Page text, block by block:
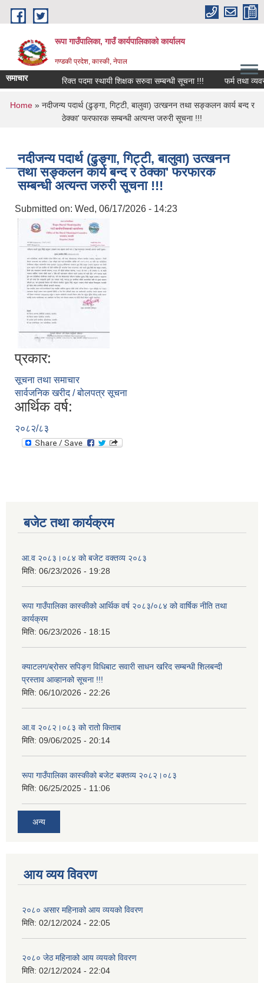
Skip to main content
रूपा गाउँपालिका, गाउँ कार्यपालिकाको कार्यालय
गण्डकी प्रदेश, कास्की, नेपाल
समाचार रिक्त पदमा स्थायी शिक्षक सरुवा सम्बन्धी सूचना !!! फर्म तथा व्यवसाय
You are here
Home» नदीजन्य पदार्थ (ढुङ्गा, गिट्टी, बालुवा) उत्खनन तथा सङ्कलन कार्य बन्द र
ठेक्का' फरफारक सम्बन्धी अत्यन्त जरुरी सूचना !!!
नदीजन्य पदार्थ (ढुङ्गा, गिट्टी, बालुवा) उत्खनन
तथा सङ्कलन कार्य बन्द र ठेक्का' फरफारक
सम्बन्धी अत्यन्त जरुरी सूचना !!!
Submitted on: Wed, 06/17/2026 - 14:23
प्रकार:
सूचना तथा समाचार
सार्वजनिक खरीद / बोलपत्र सूचना
आर्थिक वर्ष:
२०८२/८३
बजेट तथा कार्यक्रम
आ.व २०८३।०८४ को बजेट वक्तव्य २०८३
मिति: 06/23/2026 - 19:28
रूपा गाउँपालिका कास्कीको आर्थिक वर्ष २०८३/०८४ को वार्षिक नीति तथा
कार्यक्रम
मिति: 06/23/2026 - 18:15
क्याटलग/ब्रोसर सपिङ्ग विधिबाट सवारी साधन खरिद सम्बन्धी शिलबन्दी
प्रस्ताव आव्हानको सूचना !!!
मिति: 06/10/2026 - 22:26
आ.व २०८२।०८३ को रातो किताब
मिति: 09/06/2025 - 20:14
रूपा गाउँपालिका कास्कीको बजेट बक्तव्य २०८२।०८३
मिति: 06/25/2025 - 11:06
अन्य
आय व्यय विवरण
२०८० असार महिनाको आय व्ययको विवरण
मिति: 02/12/2024 - 22:05
२०८० जेठ महिनाको आय व्ययको विवरण
मिति: 02/12/2024 - 22:04